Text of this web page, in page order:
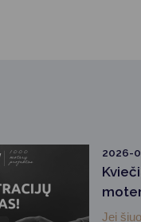
2026-
Jei